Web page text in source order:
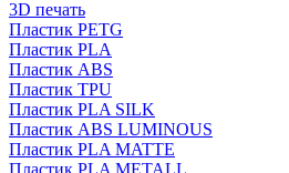
3D печать
Пластик PETG
Пластик PLA
Пластик ABS
Пластик TPU
Пластик PLA SILK
Пластик ABS LUMINOUS
Пластик PLA MATTE
Пластик PLA METALL